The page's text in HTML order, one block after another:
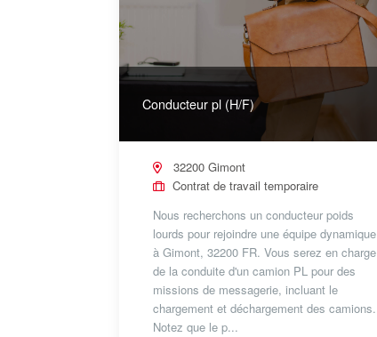
Conducteur pl (H/F)
32200 Gimont
Contrat de travail temporaire
Nous recherchons un conducteur poids
lourds pour rejoindre une équipe dynamique
à Gimont, 32200 FR. Vous serez en charge
de la conduite d'un camion PL pour des
missions de messagerie, incluant le
chargement et déchargement des camions.
Notez que le p...